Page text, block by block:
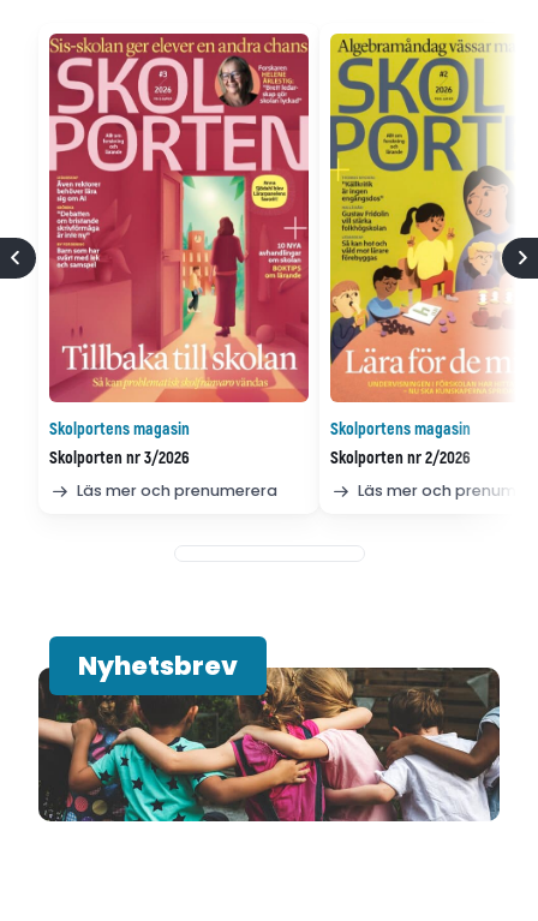
Skolportens magasin
Skolporten nr 3/2026
Läs mer och prenumerera
Skolportens magasin
Skolporten nr 2/2026
Läs mer och
Nyhetsbrev